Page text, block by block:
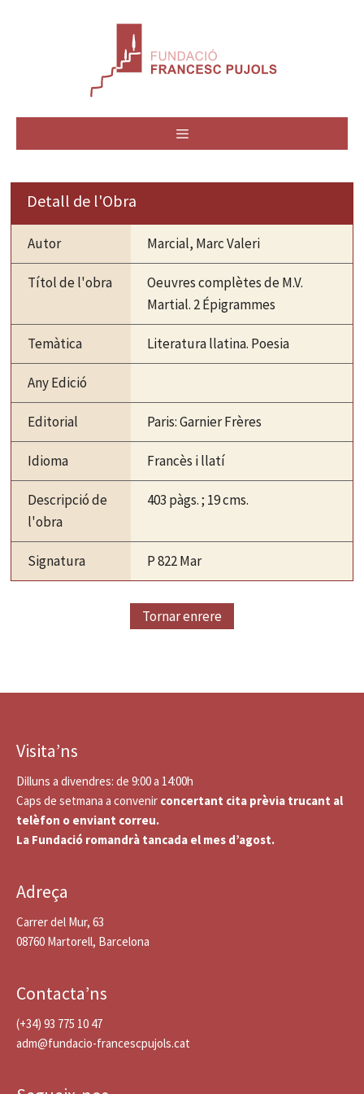
Detall de l'Obra
Autor Marcial, Marc Valeri
Títol de l'obra
Oeuvres complètes de M.V.
Martial. 2 Épigrammes
Temàtica Literatura llatina. Poesia
Any Edició
Editorial Paris: Garnier Frères
Idioma Francès i llatí
Descripció de
l'obra
403 pàgs. ; 19 cms.
Signatura P 822 Mar
Tornar enrere
Visita’ns
Dilluns a divendres: de 9:00 a 14:00h
Caps de setmana a convenir concertant cita prèvia trucant al
telèfon o enviant correu.
La Fundació romandrà tancada el mes d’agost.
Adreça
Carrer del Mur, 63
08760 Martorell, Barcelona
Contacta’ns
(+34) 93 775 10 47
adm@fundacio-francescpujols.cat